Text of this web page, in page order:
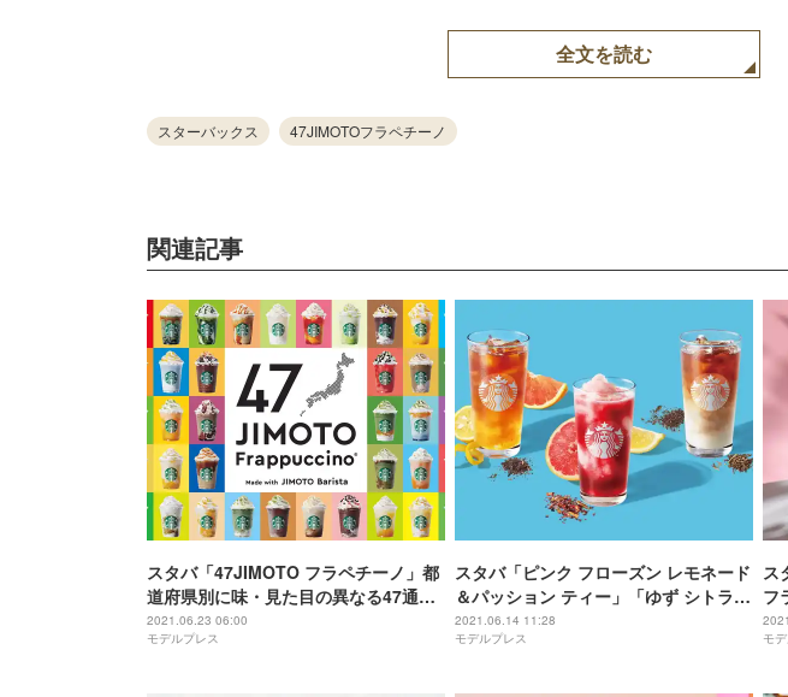
全文を読む
スターバックス 47JIMOTOフラペチーノ
関連記事
スタバ「47JIMOTO フラペチーノ」都
道府県別に味・見た目の異なる47通り
のフラペチーノ
2021.06.23 06:00
モデルプレス
スタバ「ピンク フローズン レモネード
＆パッション ティー」「ゆず シトラス
＆ティー」「ほうじ茶＆クラシックテ
ィー ラテ」登場
2021.06.14 11:28
モデルプレス
ス
フ
ー
モ